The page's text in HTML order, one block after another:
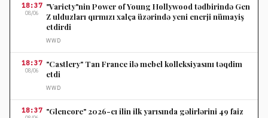
18:37
08/06
"Variety"nin Power of Young Hollywood tədbirində Gen
Z ulduzları qırmızı xalça üzərində yeni enerji nümayiş
etdirdi
WWD
18:37
08/06
"Castlery" Tan France ilə mebel kolleksiyasını təqdim
etdi
WWD
18:37 "Glencore" 2026-cı ilin ilk yarısında gəlirlərini 49 faiz